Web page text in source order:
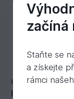
OLD CHAPEL
Empoli
začíná
Staňte se
a získejte
rámci